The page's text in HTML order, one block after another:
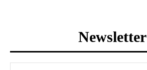
Newsletter